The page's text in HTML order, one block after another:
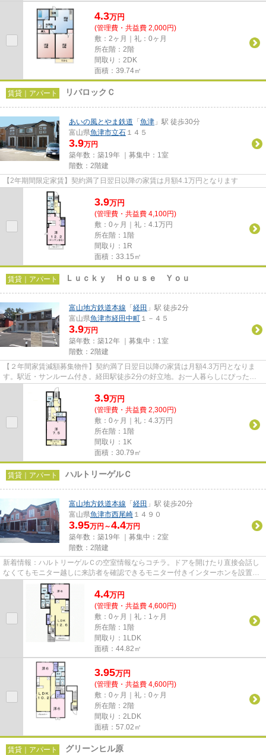
4.3万円
(管理費・共益費 2,000円)
敷：2ヶ月｜礼：0ヶ月
所在階：2階
間取り：2DK
面積：39.74㎡
賃貸｜アパート リバロックＣ
あいの風とやま鉄道 「 魚津 」駅 徒歩30分
富山県魚津市立石 １４５
3.9万円
築年数：築19年 ｜募集中： 1室
階数：2階建
【2年期間限定家賃】契約満了日翌日以降の家賃は月額4.1万円となります
3.9万円
(管理費・共益費 4,100円)
敷：0ヶ月｜礼：4.1万円
所在階：1階
間取り：1R
面積：33.15㎡
賃貸｜アパート Ｌｕｃｋｙ Ｈｏｕｓｅ Ｙｏｕ
富山地方鉄道本線 「 経田 」駅 徒歩2分
富山県魚津市経田中町 １－４５
3.9万円
築年数：築12年 ｜募集中： 1室
階数：2階建
【２年間家賃減額募集物件】契約満了日翌日以降の家賃は月額4.3万円となりま
す。駅近・サンルーム付き。経田駅徒歩2分の好立地。お一人暮らしにぴったり
の1K。魚津市で駅周辺のお部屋...
3.9万円
(管理費・共益費 2,300円)
敷：0ヶ月｜礼：4.3万円
所在階：1階
間取り：1K
面積：30.79㎡
賃貸｜アパート ハルトリーゲルＣ
富山地方鉄道本線 「 経田 」駅 徒歩20分
富山県魚津市西尾崎 １４９０
3.95万円～4.4万円
築年数：築19年 ｜募集中： 2室
階数：2階建
新着情報：ハルトリーゲルＣの空室情報ならコチラ。ドアを開けたり直接会話し
なくてもモニター越しに来訪者を確認できるモニター付きインターホンを設置し
ております。日々の暮らしを...
4.4万円
(管理費・共益費 4,600円)
敷：0ヶ月｜礼：1ヶ月
所在階：1階
間取り：1LDK
面積：44.82㎡
3.95万円
(管理費・共益費 4,600円)
敷：0ヶ月｜礼：0ヶ月
所在階：2階
間取り：2LDK
面積：57.02㎡
賃貸｜アパート グリーンヒル原